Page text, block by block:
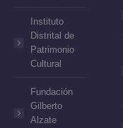
Instituto
Distrital de
Patrimonio
Cultural
Fundación
Gilberto
Alzate